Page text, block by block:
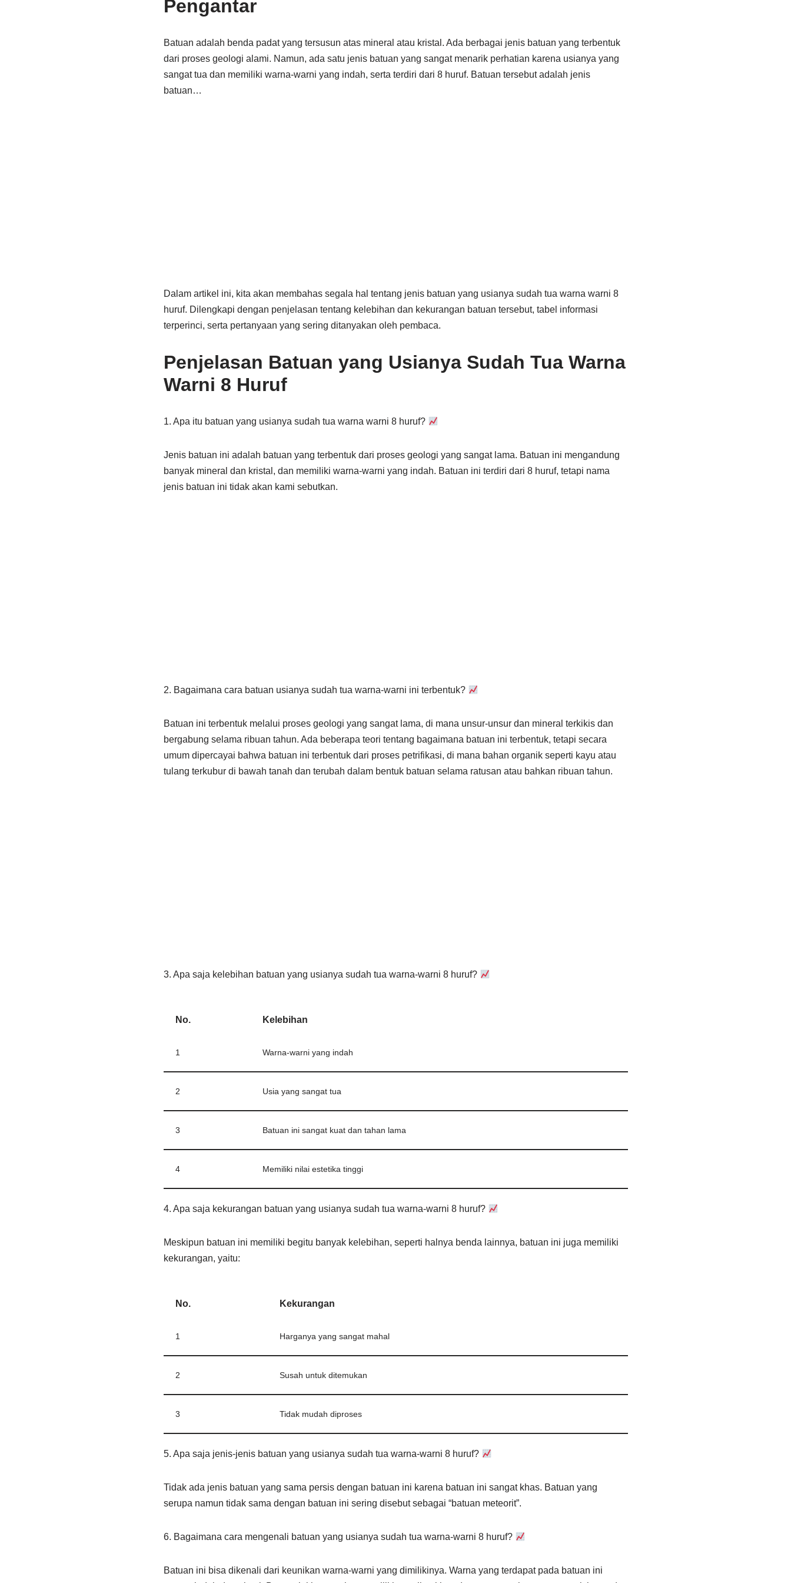
Pengantar
Batuan adalah benda padat yang tersusun atas mineral atau kristal. Ada berbagai jenis batuan yang terbentuk
dari proses geologi alami. Namun, ada satu jenis batuan yang sangat menarik perhatian karena usianya yang
sangat tua dan memiliki warna-warni yang indah, serta terdiri dari 8 huruf. Batuan tersebut adalah jenis
batuan…
Dalam artikel ini, kita akan membahas segala hal tentang jenis batuan yang usianya sudah tua warna warni 8
huruf. Dilengkapi dengan penjelasan tentang kelebihan dan kekurangan batuan tersebut, tabel informasi
terperinci, serta pertanyaan yang sering ditanyakan oleh pembaca.
Penjelasan Batuan yang Usianya Sudah Tua Warna
Warni 8 Huruf
1. Apa itu batuan yang usianya sudah tua warna warni 8 huruf?
Jenis batuan ini adalah batuan yang terbentuk dari proses geologi yang sangat lama. Batuan ini mengandung
banyak mineral dan kristal, dan memiliki warna-warni yang indah. Batuan ini terdiri dari 8 huruf, tetapi nama
jenis batuan ini tidak akan kami sebutkan.
2. Bagaimana cara batuan usianya sudah tua warna-warni ini terbentuk?
Batuan ini terbentuk melalui proses geologi yang sangat lama, di mana unsur-unsur dan mineral terkikis dan
bergabung selama ribuan tahun. Ada beberapa teori tentang bagaimana batuan ini terbentuk, tetapi secara
umum dipercayai bahwa batuan ini terbentuk dari proses petrifikasi, di mana bahan organik seperti kayu atau
tulang terkubur di bawah tanah dan terubah dalam bentuk batuan selama ratusan atau bahkan ribuan tahun.
3. Apa saja kelebihan batuan yang usianya sudah tua warna-warni 8 huruf?
No. Kelebihan
1 Warna-warni yang indah
2 Usia yang sangat tua
3 Batuan ini sangat kuat dan tahan lama
4 Memiliki nilai estetika tinggi
4. Apa saja kekurangan batuan yang usianya sudah tua warna-warni 8 huruf?
Meskipun batuan ini memiliki begitu banyak kelebihan, seperti halnya benda lainnya, batuan ini juga memiliki
kekurangan, yaitu:
No. Kekurangan
1 Harganya yang sangat mahal
2 Susah untuk ditemukan
3 Tidak mudah diproses
5. Apa saja jenis-jenis batuan yang usianya sudah tua warna-warni 8 huruf?
Tidak ada jenis batuan yang sama persis dengan batuan ini karena batuan ini sangat khas. Batuan yang
serupa namun tidak sama dengan batuan ini sering disebut sebagai “batuan meteorit”.
6. Bagaimana cara mengenali batuan yang usianya sudah tua warna-warni 8 huruf?
Batuan ini bisa dikenali dari keunikan warna-warni yang dimilikinya. Warna yang terdapat pada batuan ini